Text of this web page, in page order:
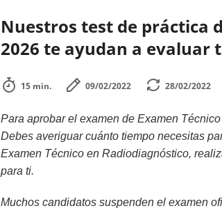
Nuestros test de práctica
2026 te ayudan a evaluar
15 min. 09/02/2022 28/02/2022
Para aprobar el examen de Examen
Debes averiguar cuánto tiempo necesitas
Examen Técnico en Radiodiagnóstico,
para ti.
Muchos candidatos suspenden el examen